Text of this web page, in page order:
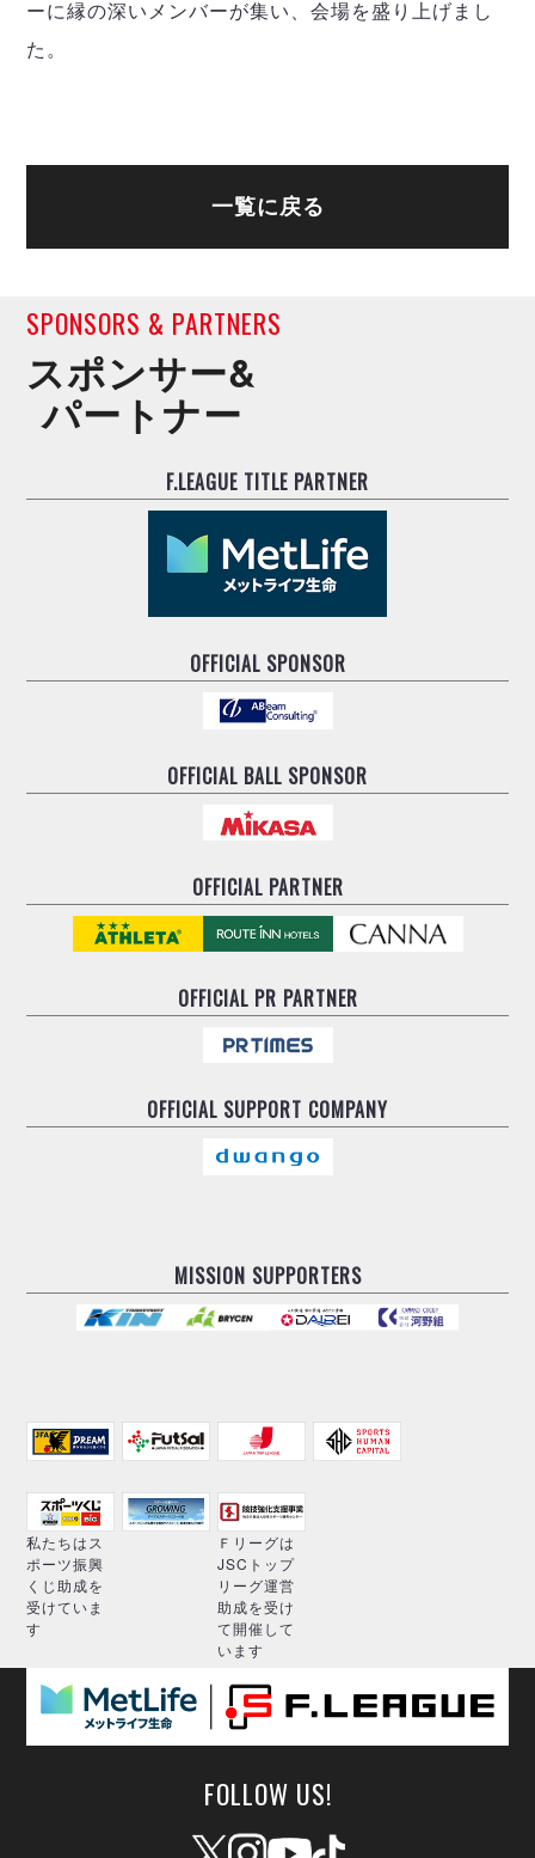
ーに縁の深いメンバーが集い、会場を盛り上げまし
た。
一覧に戻る
SPONSORS & PARTNERS
スポンサー&
パートナー
F.LEAGUE TITLE PARTNER
OFFICIAL SPONSOR
OFFICIAL BALL SPONSOR
OFFICIAL PARTNER
OFFICIALPR PARTNER
OFFICIAL SUPPORT COMPANY
MISSION SUPPORTERS
私たちはス
ポーツ振興
くじ助成を
受けていま
す
Ｆリーグは
JSCトップ
リーグ運営
助成を受け
て開催して
います
FOLLOW US!